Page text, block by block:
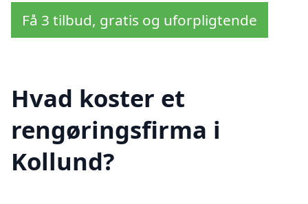
Få 3 tilbud, gratis og uforpligtende
Hvad koster et
rengøringsfirma i
Kollund?